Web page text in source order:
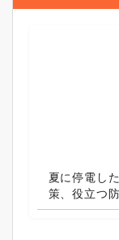
夏に停電し
策、役立つ